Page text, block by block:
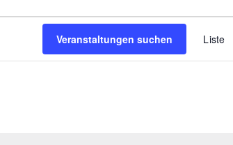
Veranstaltungen suchen Liste